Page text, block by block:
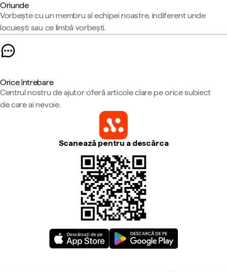
Oriunde
Vorbește cu un membru al echipei noastre, indiferent unde
locuiești sau ce limbă vorbești.
Orice întrebare
Centrul nostru de ajutor oferă articole clare pe orice subiect
de care ai nevoie.
Scanează pentru a descărca